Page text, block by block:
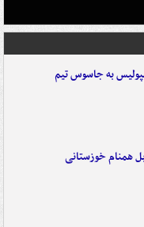
به جاسوس تیم
همنام خوزستانی